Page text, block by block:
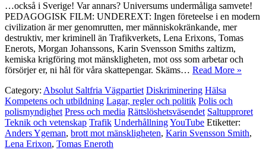
…också i Sverige! Var annars? Universums undermåliga samvete!
PEDAGOGISK FILM: UNDEREXT: Ingen företeelse i en modern
civilization är mer genomrutten, mer människokränkande, mer
destruktiv, mer kriminell än Trafikverkets, Lena Erixons, Tomas
Enerots, Morgan Johanssons, Karin Svensson Smiths zaltizm,
kemiska krigföring mot mänskligheten, mot oss som arbetar och
försörjer er, ni hål för våra skattepengar. Skäms… Read More »
Category: Absolut Saltfria Vägpartiet Diskriminering Hälsa
Kompetens och utbildning Lagar, regler och politik Polis och
polismyndighet Press och media Rättslöshetsväsendet Saltupproret
Teknik och vetenskap Trafik UnderhållningYouTube Etiketter:
Anders Ygeman, brott mot mänskligheten, Karin Svensson Smith,
Lena Erixon, Tomas Eneroth